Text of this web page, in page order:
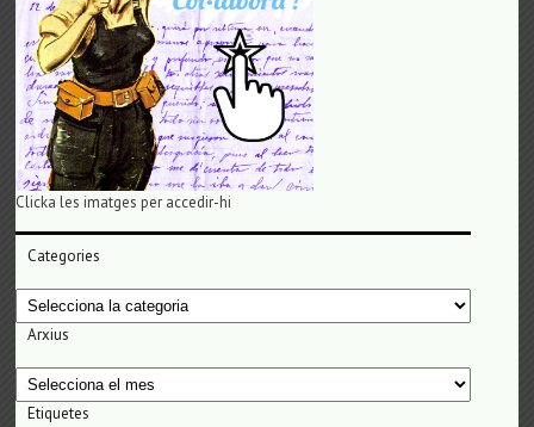
Clicka les imatges per accedir-hi
Categories
Categories
Arxius
Arxius
Etiquetes